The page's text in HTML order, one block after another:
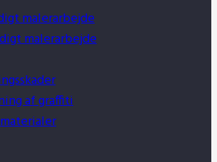
malerarbejde
malerarbejde
af graffiti